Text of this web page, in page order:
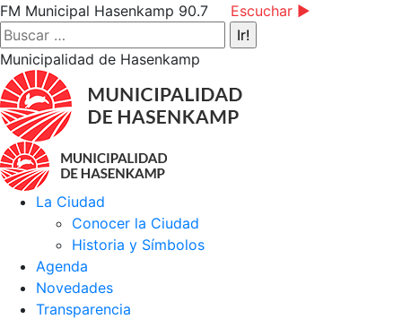
Saltar
al
contenido
Facebook
page
opens
new
window
Instagram
page
opens
new
window
YouTube
page
opens
new
window
FM Municipal Hasenkamp 90.7
Escuchar ►
Buscar:
Municipalidad de Hasenkamp
La Ciudad
Conocer la Ciudad
Historia y Símbolos
Agenda
Novedades
Transparencia